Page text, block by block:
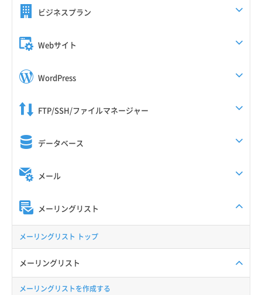
ビジネスプラン
Webサイト
WordPress
FTP/SSH/ファイルマネージャー
データベース
メール
メーリングリスト
メーリングリスト トップ
メーリングリスト
メーリングリストを作成する